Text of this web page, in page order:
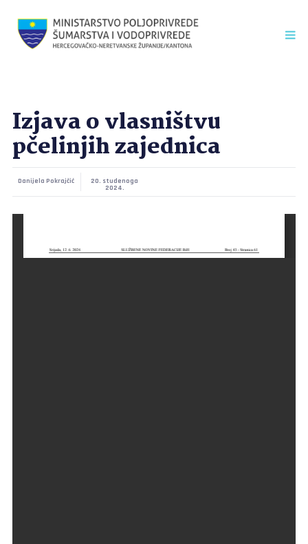
Izjava o vlasništvu
pčelinjih zajednica
Danijela Pokrajčić
20. studenoga
2024.